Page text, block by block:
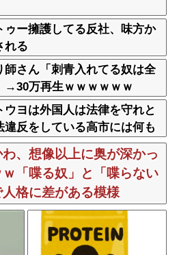
ゥー擁護してる反社、味方か
れる
師さん「刺青入れてる奴は全
→30万再生ｗｗｗｗｗｗ
ウヨは外国人は法律を守れと
違反をしている高市には何も
、想像以上に奥が深かっ
ｗ「喋る奴」と「喋らない
格に差がある模様